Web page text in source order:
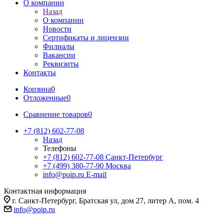
О компании
Назад
О компании
Новости
Сертификаты и лицензии
Филиалы
Вакансии
Реквизиты
Контакты
Корзина0
Отложенные0
Сравнение товаров0
+7 (812) 602-77-08
Назад
Телефоны
+7 (812) 602-77-08 Санкт-Петербург
+7 (499) 380-77-90 Москва
info@poip.ru E-mail
Контактная информация
г. Санкт-Петербург, Братская ул, дом 27, литер А, пом. 4
info@poip.ru